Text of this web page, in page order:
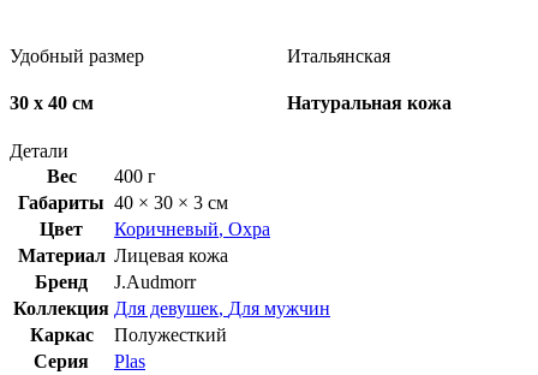
Удобный размер
30 х 40 см
Итальянская
Натуральная кожа
Детали
Вес
400 г
Габариты 40 × 30 × 3 см
Цвет
Коричневый, Охра
Материал Лицевая кожа
Бренд
J.Audmorr
Коллекция Для девушек, Для мужчин
Каркас
Полужесткий
Серия
Plas